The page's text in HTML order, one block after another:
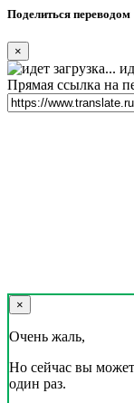
Поделиться переводом
×
Прямая ссылка на
×
Очень жаль,
Но сейчас вы
один раз.